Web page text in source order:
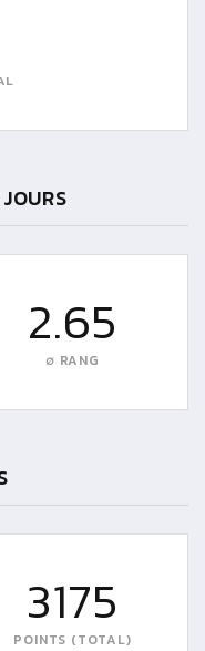
2.65
∅ RANG
3175
POINTS (TOTAL)